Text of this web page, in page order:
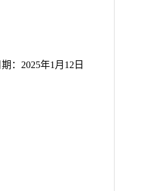
： 2025年1 月 12日